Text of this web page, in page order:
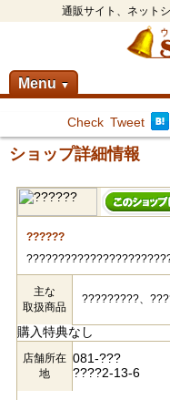
通販サイト、ネット
Menu ▼
Check Tweet
ショップ詳細情報
??????
主な
取扱商品
?????????、
購入特典なし
店舗所在
地
081-???
????2-13-6